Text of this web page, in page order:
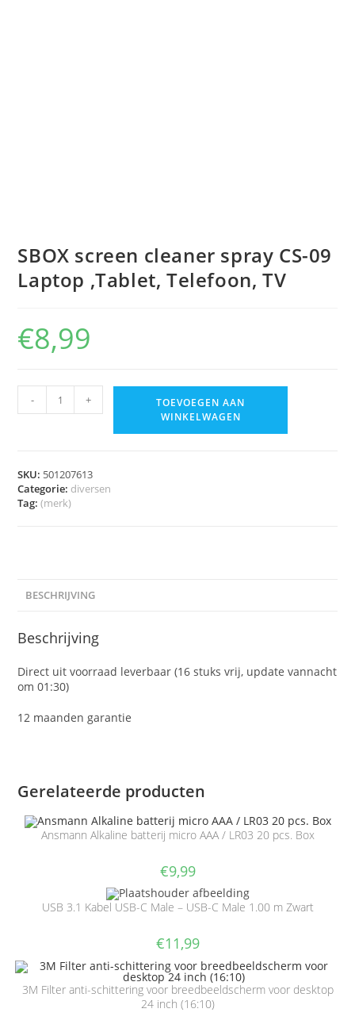
SBOX screen cleaner spray CS-09
Laptop ,Tablet, Telefoon, TV
€8,99
- +
TOEVOEGEN AAN
WINKELWAGEN
SKU: 501207613
Categorie: diversen
Tag:(merk)
BESCHRIJVING
Beschrijving
Direct uit voorraad leverbaar (16 stuks vrij, update vannacht
om 01:30)
12 maanden garantie
Gerelateerde producten
Ansmann Alkaline batterij micro AAA / LR03 20 pcs. Box
€9,99
USB 3.1 Kabel USB-C Male – USB-C Male 1.00 m Zwart
€11,99
3M Filter anti-schittering voor breedbeeldscherm voor desktop
24 inch (16:10)